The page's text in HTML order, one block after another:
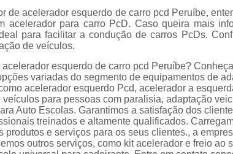
Central
multimídias
volante pcd
Comprar kit
aceleradores
e freios
manuais
Embreagens
Acessórios
de acelerador esquerdo de carro pcd Peruíbe,
acelerador para carro PcD. Caso queira mais
para facilitar a condução de carros PcDs.
de veículos.
esquerdo de carro pcd Peruíbe?
variadas do segmento de equipamentos de
acelerador esquerdo Pcd, acelerador a
para pessoas com paralisia, adaptação
Auto Escolas. Garantimos a satisfação dos
treinados e altamente qualificados.
produtos e serviços para os seus clientes., a
outros serviços, como kit acelerador e freio ao